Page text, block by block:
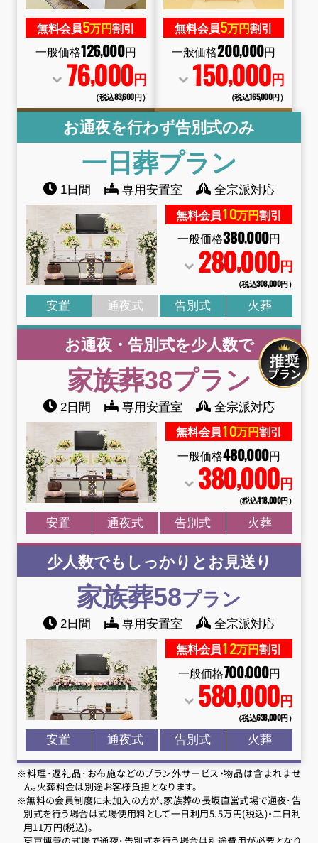
無料会員5万円割引
一般価格126,000円
76,000円
（税込83,600円）
無料会員5万円割引
一般価格200,000円
150,000円
（税込165,000円）
お通夜を行わず告別式のみ
一日葬プラン
1日間 専用安置室 全宗派対応
無料会員10万円割引
一般価格380,000円
280,000円
（税込308,000円）
安置 通夜式 告別式 火葬
お通夜・告別式を少人数で
家族葬38プラン
2日間 専用安置室 全宗派対応
無料会員10万円割引
一般価格480,000円
380,000円
（税込418,000円）
安置 通夜式 告別式 火葬
少人数でもしっかりとお見送り
家族葬58プラン
2日間 専用安置室 全宗派対応
無料会員12万円割引
一般価格700,000円
580,000円
（税込638,000円）
安置 通夜式 告別式 火葬
※料理･返礼品･お布施などのプラン外サービス・物品は含まれませ
ん。火葬料金は別途お客様負担となります。
※無料の会員制度に未加入の方が、家族葬の長坂直営式場で通夜･告
別式を行う場合は式場使用料として一日利用5.5万円(税込)・二日利
用11万円(税込)。